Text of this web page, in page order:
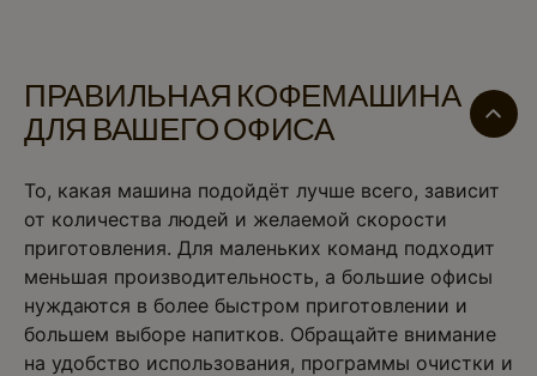
ПРАВИЛЬНАЯ КОФЕМАШИНА
ДЛЯ ВАШЕГО ОФИСА
То, какая машина подойдёт лучше всего, зависит
от количества людей и желаемой скорости
приготовления. Для маленьких команд подходит
меньшая производительность, а большие офисы
нуждаются в более быстром приготовлении и
большем выборе напитков. Обращайте внимание
на удобство использования, программы очистки и